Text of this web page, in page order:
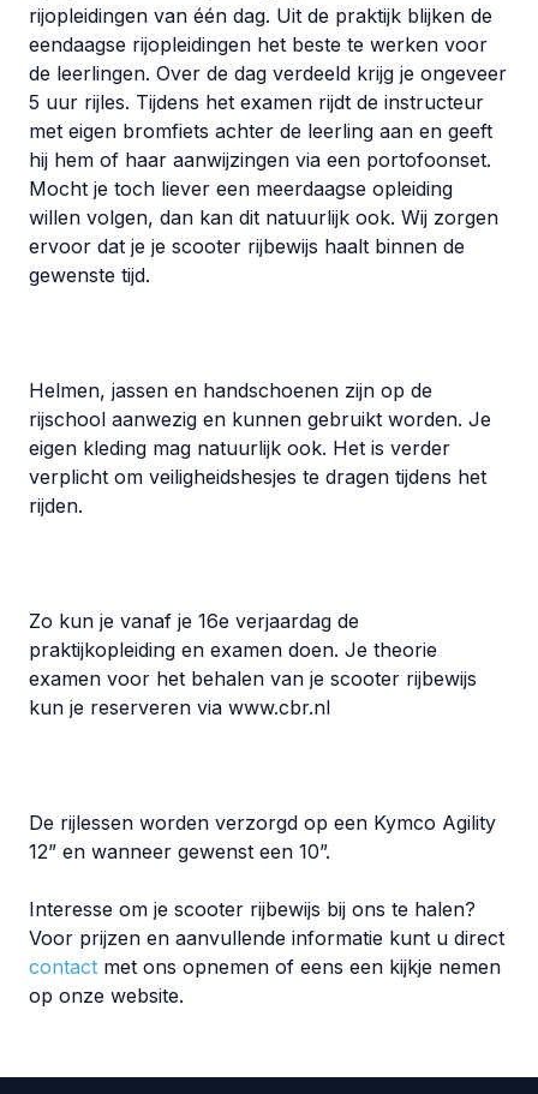
rijopleidingen van één dag. Uit de praktijk blijken de
eendaagse rijopleidingen het beste te werken voor
de leerlingen. Over de dag verdeeld krijg je ongeveer
5 uur rijles. Tijdens het examen rijdt de instructeur
met eigen bromfiets achter de leerling aan en geeft
hij hem of haar aanwijzingen via een portofoonset.
Mocht je toch liever een meerdaagse opleiding
willen volgen, dan kan dit natuurlijk ook. Wij zorgen
ervoor dat je je scooter rijbewijs haalt binnen de
gewenste tijd.
Helmen, jassen en handschoenen zijn op de
rijschool aanwezig en kunnen gebruikt worden. Je
eigen kleding mag natuurlijk ook. Het is verder
verplicht om veiligheidshesjes te dragen tijdens het
rijden.
Zo kun je vanaf je 16e verjaardag de
praktijkopleiding en examen doen. Je theorie
examen voor het behalen van je scooter rijbewijs
kun je reserveren via www.cbr.nl
De rijlessen worden verzorgd op een Kymco Agility
12” en wanneer gewenst een 10”.
Interesse om je scooter rijbewijs bij ons te halen?
Voor prijzen en aanvullende informatie kunt u direct
contact met ons opnemen of eens een kijkje nemen
op onze website.